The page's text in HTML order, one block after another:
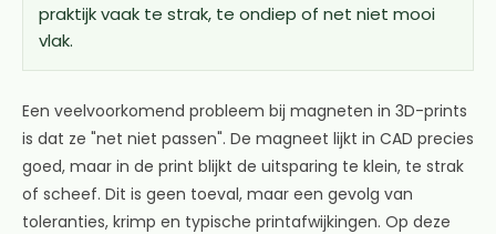
praktijk vaak te strak, te ondiep of net niet mooi
vlak.
Een veelvoorkomend probleem bij magneten in 3D-prints
is dat ze "net niet passen". De magneet lijkt in CAD precies
goed, maar in de print blijkt de uitsparing te klein, te strak
of scheef. Dit is geen toeval, maar een gevolg van
toleranties, krimp en typische printafwijkingen. Op deze